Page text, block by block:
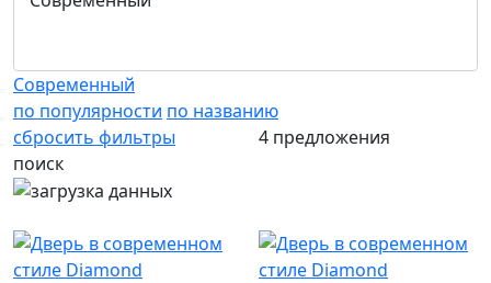
Современный
сбросить фильтры
по популярности по названию
4 предложения
поиск